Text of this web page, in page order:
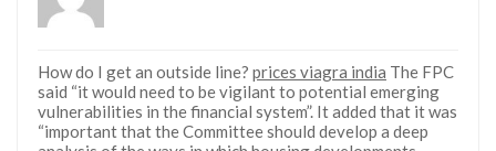
How do I get an outside line? prices viagra india The FPC
said “it would need to be vigilant to potential emerging
vulnerabilities in the financial system”. It added that it was
“important that the Committee should develop a deep